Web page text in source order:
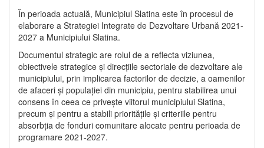
În perioada actuală, Municipiul Slatina este în procesul de
elaborare a Strategiei Integrate de Dezvoltare Urbană 2021‐
2027 a Municipiului Slatina.
Documentul strategic are rolul de a reflecta viziunea,
obiectivele strategice și direcțiile sectoriale de dezvoltare ale
municipiului, prin implicarea factorilor de decizie, a oamenilor
de afaceri și populației din municipiu, pentru stabilirea unui
consens în ceea ce privește viitorul municipiului Slatina,
precum și pentru a stabili prioritățile și criteriile pentru
absorbția de fonduri comunitare alocate pentru perioada de
programare 2021-2027.